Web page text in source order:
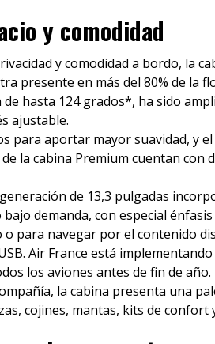
y comodidad
y comodidad a bordo, la
presente en más del 80% de la
hasta 124 grados*, ha sido
ajustable.
para aportar mayor suavidad, y
la cabina Premium cuentan
de 13,3 pulgadas
demanda, con especial
para navegar por el contenido
Air France está
los aviones antes de fin de año.
la cabina presenta una
cojines, mantas, kits de confort